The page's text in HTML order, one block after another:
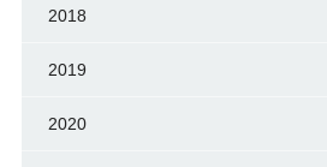
2018
2019
2020